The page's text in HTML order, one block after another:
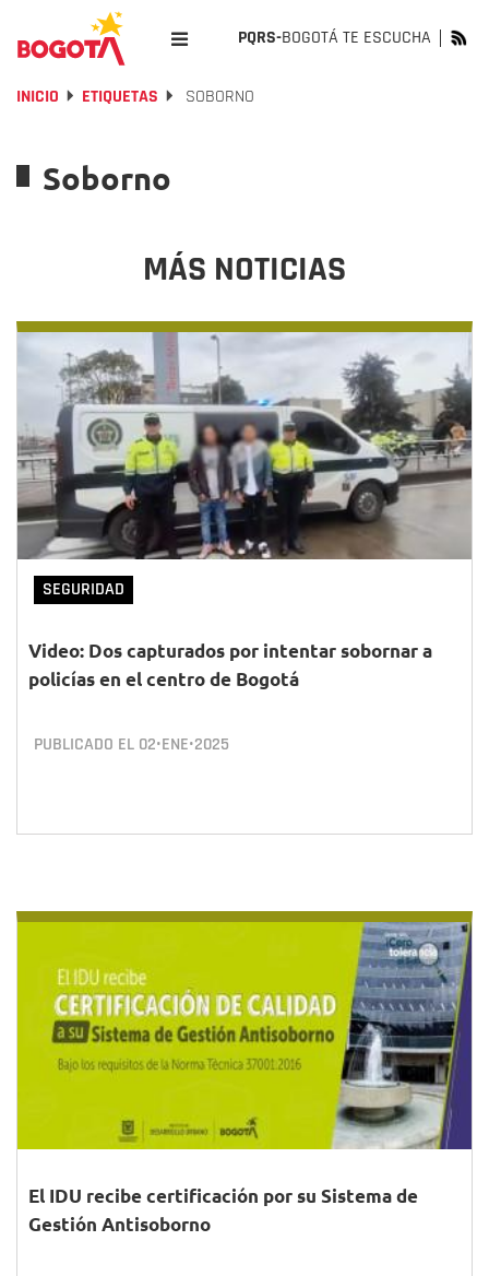
PQRS-BOGOTÁ TE ESCUCHA
INICIO ETIQUETAS SOBORNO
Soborno
MÁS NOTICIAS
SEGURIDAD
Video: Dos capturados por intentar sobornar a
policías en el centro de Bogotá
PUBLICADO EL 02•ENE•2025
El IDU recibe certificación por su Sistema de
Gestión Antisoborno